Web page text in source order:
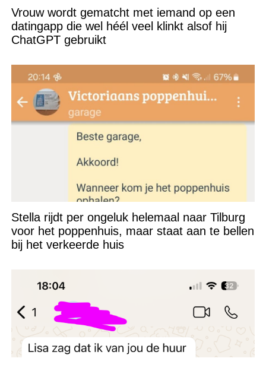
Vrouw wordt gematcht met iemand op een
datingapp die wel héél veel klinkt alsof hij
ChatGPT gebruikt
Stella rijdt per ongeluk helemaal naar Tilburg
voor het poppenhuis, maar staat aan te bellen
bij het verkeerde huis